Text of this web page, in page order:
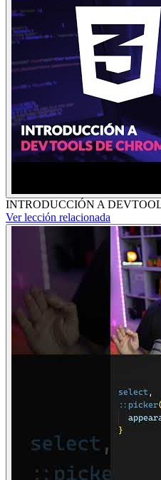
INTRODUCCIÓN A
Ver lección relacionada